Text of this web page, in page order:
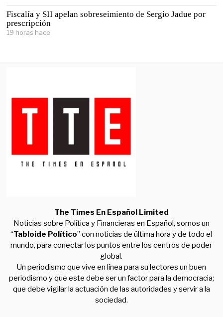
Fiscalía y SII apelan sobreseimiento de Sergio Jadue por
prescripción
19 horas hace
The Times En Español Limited
Noticias sobre Política y Financieras en Español, somos un
“Tabloide Político” con noticias de última hora y de todo el
mundo, para conectar los puntos entre los centros de poder
global.
Un periodismo que vive en línea para su lectores un buen
periodismo y que este debe ser un factor para la democracia;
que debe vigilar la actuación de las autoridades y servir a la
sociedad.